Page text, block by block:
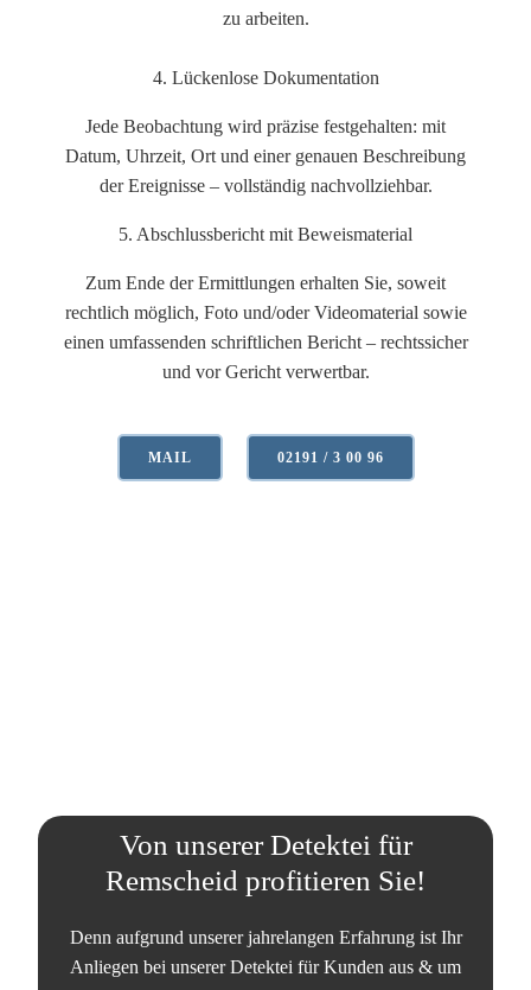
zu arbeiten.
4. Lückenlose Dokumentation
Jede Beobachtung wird präzise festgehalten: mit
Datum, Uhrzeit, Ort und einer genauen Beschreibung
der Ereignisse – vollständig nachvollziehbar.
5. Abschlussbericht mit Beweismaterial
Zum Ende der Ermittlungen erhalten Sie, soweit
rechtlich möglich, Foto und/oder Videomaterial sowie
einen umfassenden schriftlichen Bericht – rechtssicher
und vor Gericht verwertbar.
MAIL 02191 / 3 00 96
Von unserer Detektei für
Remscheid profitieren Sie!
Denn aufgrund unserer jahrelangen Erfahrung ist Ihr
Anliegen bei unserer Detektei für Kunden aus & um